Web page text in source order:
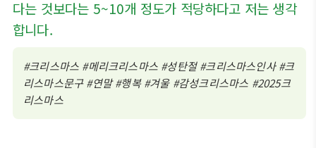
다는 것보다는 5~10개 정도가 적당하다고 저는 생각
합니다.
#크리스마스 #메리크리스마스 #성탄절 #크리스마스인사 #크
리스마스문구 #연말 #행복 #겨울 #감성크리스마스 #2025크
리스마스